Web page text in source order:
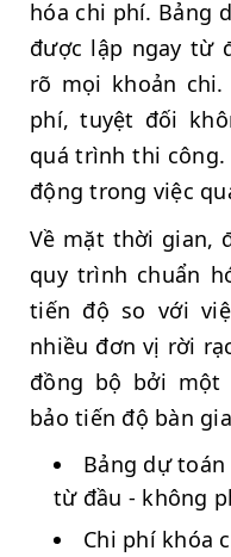
hóa chi phí. Bảng
được lập ngay từ
rõ mọi khoản
phí, tuyệt đối
quá trình thi
động trong việc
Về mặt thời gian,
quy trình chuẩn
tiến độ so với
nhiều đơn vị rời
đồng bộ bởi một
bảo tiến độ bàn
Bảng dự
từ đầu - không
Chi phí khóa